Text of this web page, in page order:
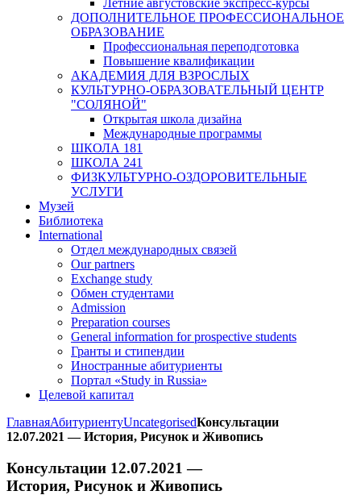
Летние августовские экспресс-курсы
ДОПОЛНИТЕЛЬНОЕ ПРОФЕССИОНАЛЬНОЕ
ОБРАЗОВАНИЕ
Профессиональная переподготовка
Повышение квалификации
АКАДЕМИЯ ДЛЯ ВЗРОСЛЫХ
КУЛЬТУРНО-ОБРАЗОВАТЕЛЬНЫЙ ЦЕНТР
"СОЛЯНОЙ"
Открытая школа дизайна
Международные программы
ШКОЛА 181
ШКОЛА 241
ФИЗКУЛЬТУРНО-ОЗДОРОВИТЕЛЬНЫЕ
УСЛУГИ
Музей
Библиотека
International
Отдел международных связей
Our partners
Exchange study
Обмен студентами
Admission
Preparation courses
General information for prospective students
Гранты и стипендии
Иностранные абитуриенты
Портал «Study in Russia»
Целевой капитал
ГлавнаяАбитуриентуUncategorisedКонсультации
12.07.2021 — История, Рисунок и Живопись
Консультации 12.07.2021 —
История, Рисунок и Живопись